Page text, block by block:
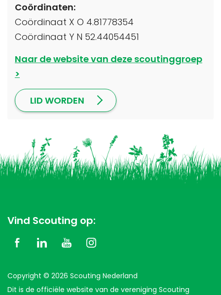
Coördinaten:
Coördinaat X O 4.81778354
Coördinaat Y N 52.44054451
Naar de website van deze scoutinggroep
LID WORDEN
Vind Scouting op:
Copyright © 2026 Scouting Nederland
Dit is de officiële website van de vereniging Scouting